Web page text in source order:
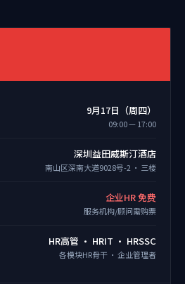
9月17日（周四）
09:00 — 17:00
深圳益田威斯汀酒店
南山区深南大道9028号-2 · 三楼
企业HR 免费
服务机构/顾问需购票
HR高管 · HRIT · HRSSC
各模块HR骨干 · 企业管理者